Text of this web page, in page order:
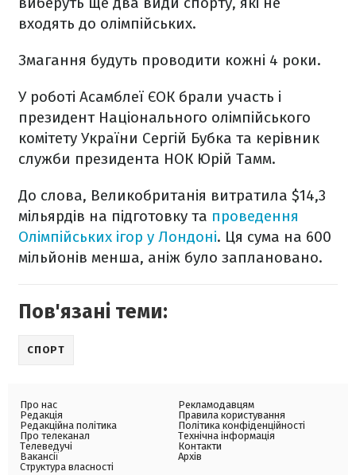
входять до олімпійських.
Змагання будуть проводити кожні 4 роки.
У роботі Асамблеї ЄОК брали участь і
президент Національного олімпійського
комітету України Сергій Бубка та керівник
служби президента НОК Юрій Тамм.
До слова, Великобританія витратила $14,3
мільярдів на підготовку та проведення
Олімпійських ігор у Лондоні. Ця сума на 600
мільйонів менша, аніж було заплановано.
Пов'язані теми:
СПОРТ
Про нас
Редакція
Редакційна політика
Про телеканал
Телеведучі
Вакансії
Структура власності
Рекламодавцям
Правила користування
Політика конфіденційності
Технічна інформація
Контакти
Архів